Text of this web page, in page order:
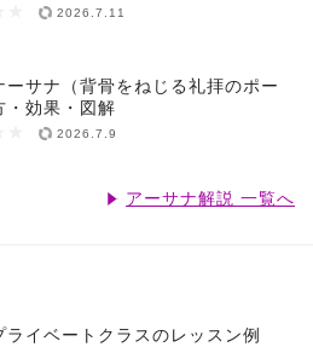
2026.7.11
ーサナ（背骨をねじる礼拝のポー
・効果・図解
2026.7.9
アーサナ解説 一覧へ
ライベートクラスのレッスン例